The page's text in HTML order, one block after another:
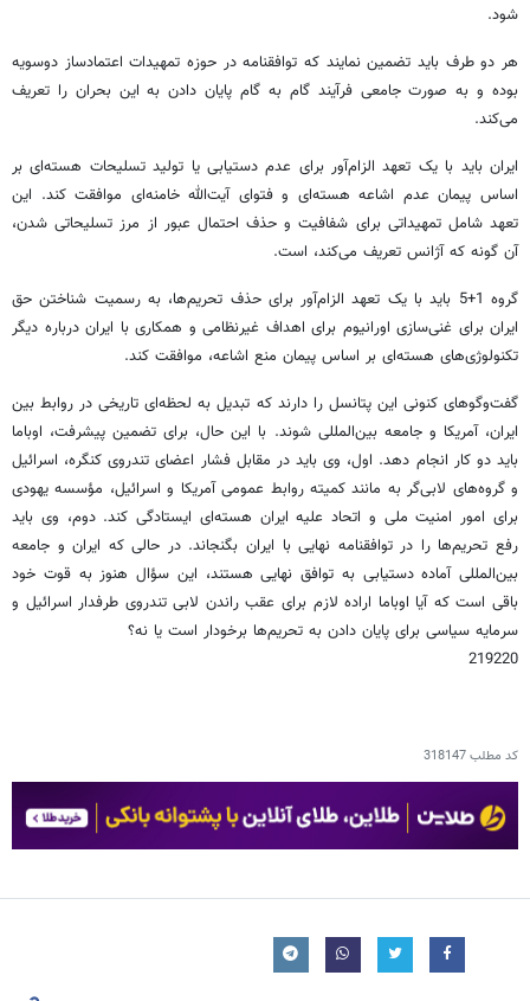
شود.
هر دو طرف باید تضمین نمایند که توافقنامه در حوزه تمهیدات اعتمادساز دوسویه
بوده و به صورت جامعی فرآیند گام به گام پایان دادن به این بحران را تعریف
می‌کند.
ایران باید با یک تعهد الزام‌آور برای عدم دستیابی یا تولید تسلیحات هسته‌ای بر
اساس پیمان عدم اشاعه هسته‌ای و فتوای آیت‌الله خامنه‌ای موافقت کند. این
تعهد شامل تمهیداتی برای شفافیت و حذف احتمال عبور از مرز تسلیحاتی شدن،
آن گونه که آژانس تعریف می‌کند، است.
گروه 1+5 باید با یک تعهد الزام‌آور برای حذف تحریم‌ها، به رسمیت شناختن حق
ایران برای غنی‌سازی اورانیوم برای اهداف غیرنظامی و همکاری با ایران درباره دیگر
تکنولوژی‌های هسته‌ای بر اساس پیمان منع اشاعه، موافقت کند.
گفت‌وگوهای کنونی این پتانسل را دارند که تبدیل به لحظه‌ای تاریخی در روابط بین
ایران، آمریکا و جامعه بین‌المللی شوند. با این حال،‌ برای تضمین پیشرفت،‌ اوباما
باید دو کار انجام دهد. اول، وی باید در مقابل فشار اعضای تندروی کنگره، اسرائیل
و گروه‌های لابی‌گر به مانند کمیته روابط عمومی آمریکا و اسرائیل، مؤسسه یهودی
برای امور امنیت ملی و اتحاد علیه ایران هسته‌ای ایستادگی کند. دوم، وی باید
رفع تحریم‌ها را در توافقنامه نهایی با ایران بگنجاند. در حالی که ایران و جامعه
بین‌المللی آماده دستیابی به توافق نهایی هستند،‌ این سؤال هنوز به قوت خود
باقی است که آیا اوباما اراده لازم برای عقب راندن لابی تندروی طرفدار اسرائیل و
سرمایه سیاسی برای پایان دادن به تحریم‌ها برخودار است یا نه؟
219220
کد مطلب318147